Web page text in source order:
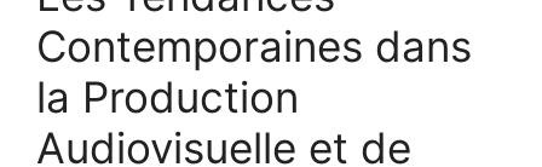
Contemporaines dans
la Production
Audiovisuelle et de